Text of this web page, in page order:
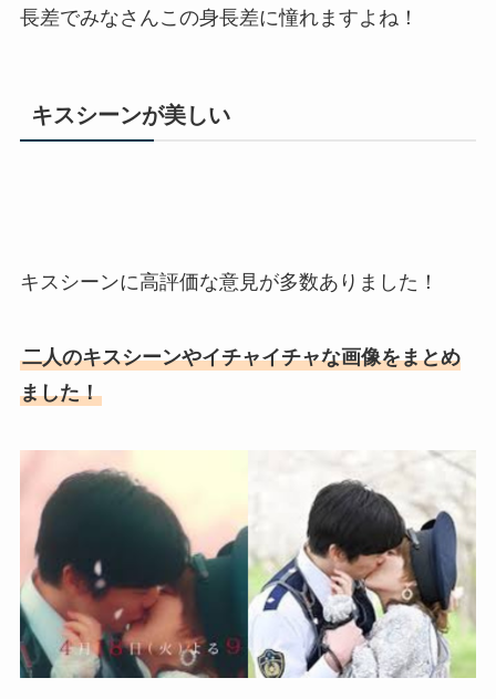
長差でみなさんこの身長差に憧れますよね！
キスシーンが美しい
キスシーンに高評価な意見が多数ありました！
二人のキスシーンやイチャイチャな画像をまとめ
ました！